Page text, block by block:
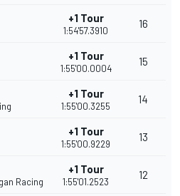
+1 Tour
1:54'57.3910
16
+1 Tour
1:55'00.0004
15
+1 Tour
1:55'00.3255
14
+1 Tour
1:55'00.9229
13
Racing
+1 Tour
1:55'01.2523
12